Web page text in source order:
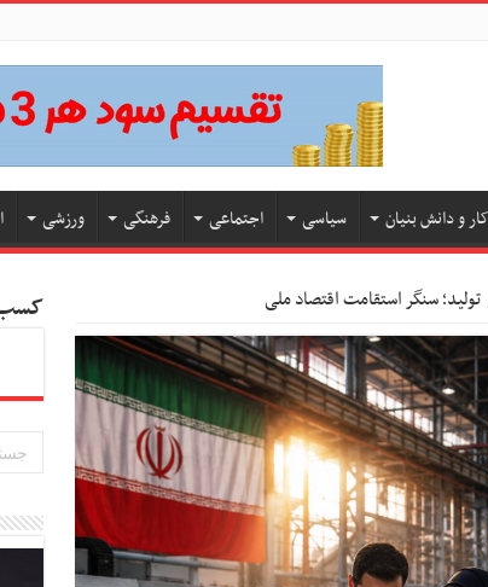
و دانش بنیان سیاسی اجتماعی فرهنگی ورزشی
تولید؛ سنگر استقامت اقتصاد ملی کسب